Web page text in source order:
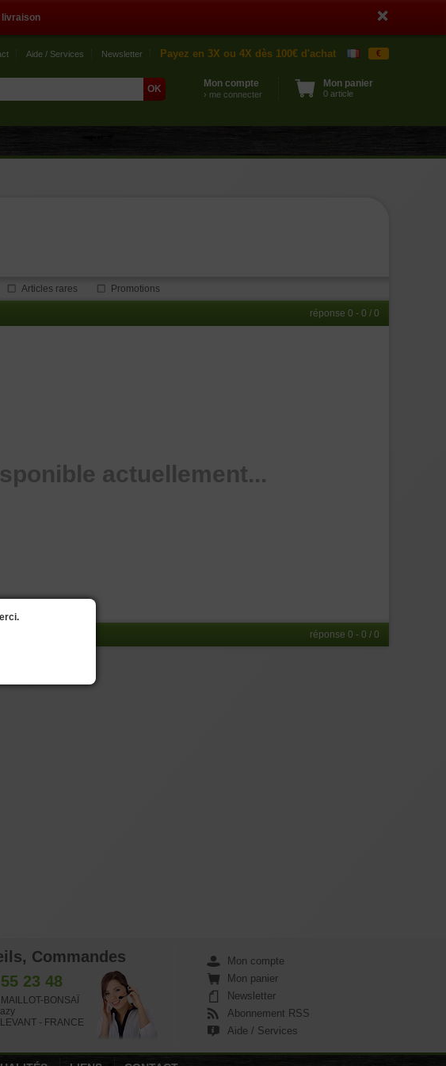
livraison
Aide / Services Newsletter Payez en 3X ou 4X dès 100€ d'achat €
Mon compte
› me connecter
Mon panier
0 article
Articles rares Promotions
réponse 0 - 0 / 0
actuellement...
réponse 0 - 0 / 0
Commandes
23 48
BONSAÏ
- FRANCE
Mon compte
Mon panier
Newsletter
Abonnement RSS
Aide / Services